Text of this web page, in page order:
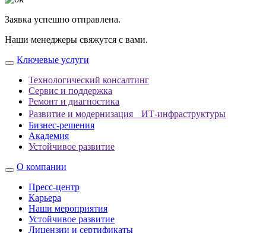
Заявка успешно отправлена.
Наши менеджеры свяжутся с вами.
Ключевые услуги
Технологический консалтинг
Сервис и поддержка
Ремонт и диагностика
Развитие и модернизация ИТ-инфраструктуры
Бизнес-решения
Академия
Устойчивое развитие
О компании
Пресс-центр
Карьера
Наши мероприятия
Устойчивое развитие
Лицензии и сертификаты